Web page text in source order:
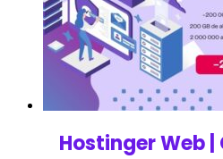
Hostinger Web